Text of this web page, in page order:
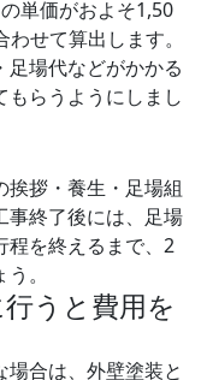
単価がおよそ1,50
せて算出します。
足場代などがかかる
もらうようにしまし
拶・養生・足場組
事終了後には、足場
程を終えるまで、2
。
うと費用を
合は、外壁塗装と